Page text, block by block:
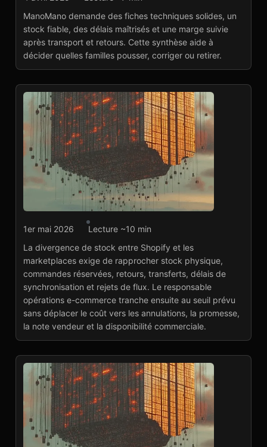
sans perdre la marge
Lire l'article→
ManoMano demande des fiches techniques solides, un
stock fiable, des délais maîtrisés et une marge suivie
après transport et retours. Cette synthèse aide à
décider quelles familles pousser, corriger ou retirer.
Agence marketplace
fiabiliser le stock
Lire l'article→
1er mai 2026
Lecture ~10 min
La divergence de stock entre Shopify et les
marketplaces exige de rapprocher stock physique,
commandes réservées, retours, transferts, délais de
synchronisation et rejets de flux. Le responsable
opérations e-commerce tranche ensuite au seuil prévu
sans déplacer le coût vers les annulations, la promesse,
la note vendeur et la disponibilité commerciale.